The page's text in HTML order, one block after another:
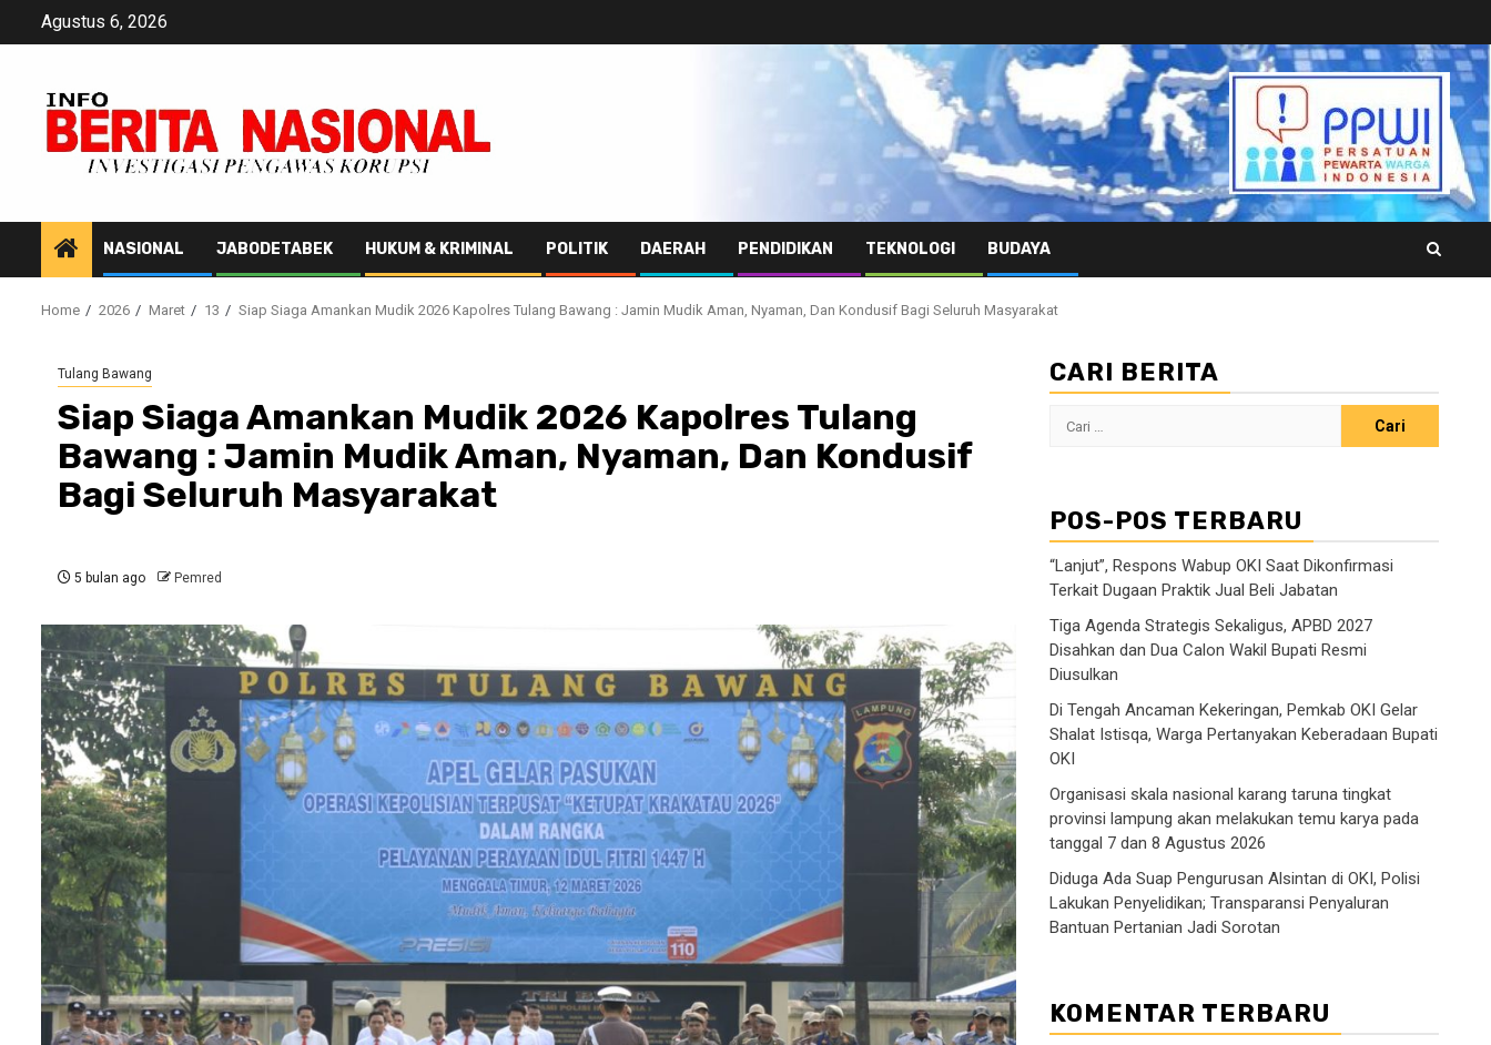
Agustus 6, 2026
NASIONAL JABODETABEK HUKUM & KRIMINAL POLITIK DAERAH PENDIDIKAN TEKNOLOGI BUDAYA
Home 2026 Maret 13 Siap Siaga Amankan Mudik 2026 Kapolres Tulang Bawang : Jamin Mudik Aman, Nyaman, Dan Kondusif Bagi Seluruh Masyarakat
Tulang Bawang
Siap Siaga Amankan Mudik 2026 Kapolres Tulang
Bawang : Jamin Mudik Aman, Nyaman, Dan Kondusif
Bagi Seluruh Masyarakat
5 bulan ago Pemred
CARI BERITA
Cari
POS-POS TERBARU
“Lanjut”, Respons Wabup OKI Saat Dikonfirmasi
Terkait Dugaan Praktik Jual Beli Jabatan
Tiga Agenda Strategis Sekaligus, APBD 2027
Disahkan dan Dua Calon Wakil Bupati Resmi
Diusulkan
Di Tengah Ancaman Kekeringan, Pemkab OKI Gelar
Shalat Istisqa, Warga Pertanyakan Keberadaan Bupati
OKI
Organisasi skala nasional karang taruna tingkat
provinsi lampung akan melakukan temu karya pada
tanggal 7 dan 8 Agustus 2026
Diduga Ada Suap Pengurusan Alsintan di OKI, Polisi
Lakukan Penyelidikan; Transparansi Penyaluran
Bantuan Pertanian Jadi Sorotan
KOMENTAR TERBARU